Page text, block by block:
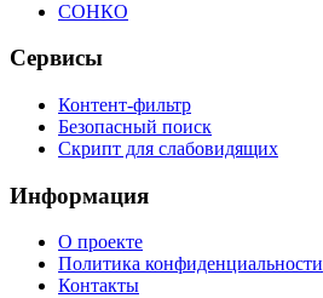
СОНКО
Сервисы
Контент-фильтр
Безопасный поиск
Скрипт для слабовидящих
Информация
О проекте
Политика конфиденциальности
Контакты